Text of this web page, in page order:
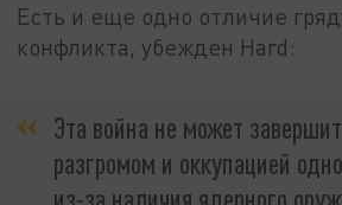
Есть и еще одно отличие
конфликта, убежден Hard:
Эта война не может
разгромом и оккупацией
из-за наличия ядерного